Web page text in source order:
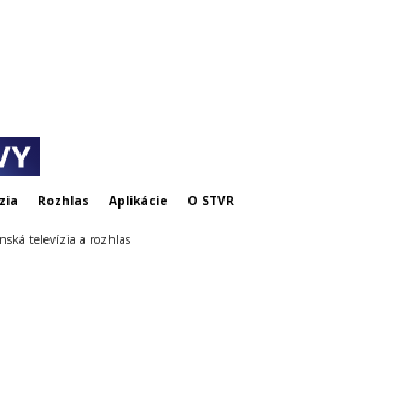
Rozhlas Aplikácie O STVR
televízia a rozhlas